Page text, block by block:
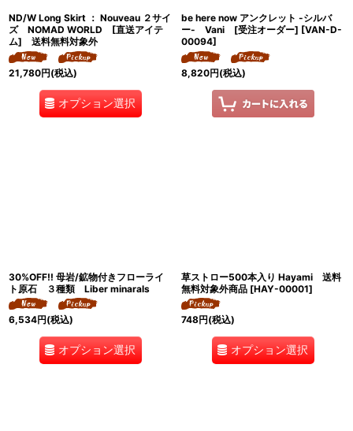
ND/W Long Skirt ： Nouveau ２サイ
ズ NOMAD WORLD [直送アイテ
ム] 送料無料対象外
21,780円(税込)
オプション選択
be here now アンクレット -シルバ
ー- Vani [受注オーダー] [VAN-D-
00094]
8,820円(税込)
30%OFF!! 母岩/鉱物付きフローライ
ト原石 ３種類 Liber minarals
6,534円(税込)
オプション選択
草ストロー500本入り Hayami 送料
無料対象外商品 [HAY-00001]
748円(税込)
オプション選択